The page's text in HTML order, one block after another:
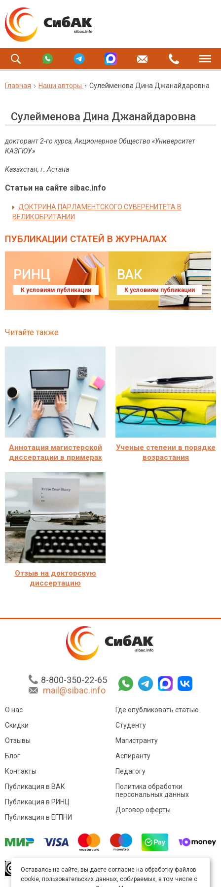
Главная Наши авторы Сулейменова Дина Джанайдаровна
Сулейменова Дина Джанайдаровна
докторант 2-го курса, Акционерное Общество «Университет
КАЗГЮУ»
Казахстан, г. Астана
Статьи на сайте sibac.info
ДОКТРИНА ПАРЛАМЕНТСКОГО СУВЕРЕНИТЕТА В
ВЕЛИКОБРИТАНИИ
ПУБЛИКАЦИИ СТАТЕЙ В ЖУРНАЛАХ
РИНЦ
К условиям публикации
ВАК
К условиям публикации
Читайте также
Аннотация магистерской
диссертации в примерах
Ученые степени в порядке
возрастания
Отзыв на докторскую
диссертацию
8-800-350-22-65
mail@sibac.info
О нас
Скидки
Отзывы
Блог
Контакты
Где опубликовать статью
Студенту
Магистранту
Аспиранту
Педагогу
Публикация в ВАК
Публикация в РИНЦ
Публикация в ЕГПНИ
Политика обработки
персональных данных
Договор оферты
произведение доступно полицензии Creative
Commons «Attribution» («Атрибуция») 4.0
Оставаясь на сайте, вы даете согласие на обработку файлов
cookie, пользовательских данных, собираемых, в том числе с